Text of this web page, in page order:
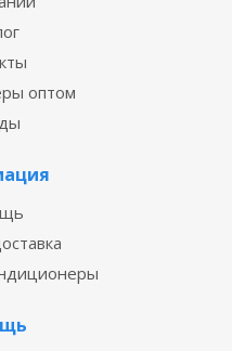
оптом